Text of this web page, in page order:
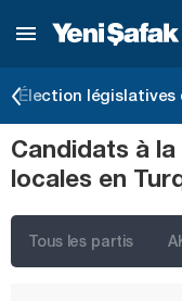
Élection législatives
Candidats à
locales en
Tous les partis
Ağrı
Antalya
Ardahan
Aydın